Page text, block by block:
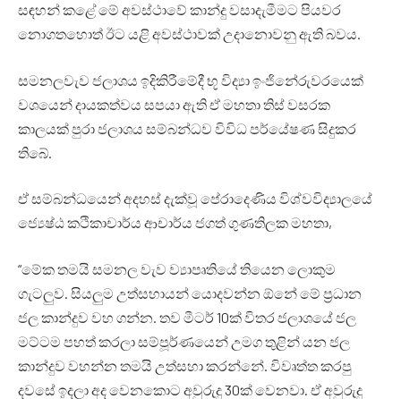
සඳහන් කළේ මේ අවස්ථාවේ කාන්දු වසාදැමීමට පියවර
නොගතහොත් ඊට යළි අවස්ථාවක් උදානොවනු ඇති බවය.
සමනලවැව ජලාශය ඉදිකිරීමේදී භූ විද්‍යා ඉංජිනේරුවරයෙක්
වශයෙන් දායකත්වය සපයා ඇති ඒ මහතා තිස් වසරක
කාලයක් පුරා ජලාශය සම්බන්ධව විවිධ පර්යේෂණ සිදුකර
තිබේ.
ඒ සම්බන්ධයෙන් අදහස් දැක්වූ පේරාදෙණිය විශ්වවිද්‍යාලයේ
ජ්‍යෙෂ්ඨ කථිකාචාර්ය ආචාර්ය ජගත් ගුණතිලක මහතා,
“මේක තමයි සමනල වැව ව්‍යාපෘතියේ තියෙන ලොකුම
ගැටලුව. සියලුම උත්සහායන් යොදවන්න ඕනේ මේ ප්‍රධාන
ජල කාන්දුව වහ ගන්න. තව මීටර් 10ක් විතර ජලාශයේ ජල
මට්ටම පහත් කරලා සම්පූර්ණයෙන් උමග තුළින් යන ජල
කාන්දුව වහන්න තමයි උත්සහා කරන්නේ. විවෘත්ත කරපු
දවසේ ඉදලා අද වෙනකොට අවුරුදු 30ක් වෙනවා. ඒ අවුරුදු